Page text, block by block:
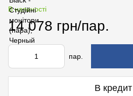
В наявності
14 078 грн/пар.
пар.
В кредит